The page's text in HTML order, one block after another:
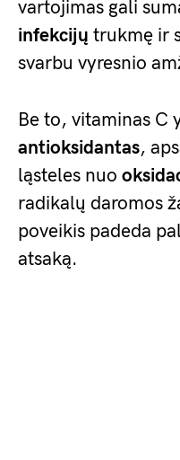
vartojimas gali
infekcijų trukmę ir
svarbu vyresnio
Be to, vitaminas C
antioksidantas,
ląsteles nuo
radikalų daromos
poveikis padeda
atsaką.